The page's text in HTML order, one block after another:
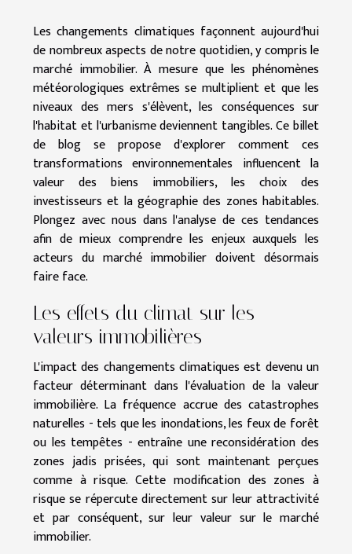
Les changements climatiques façonnent aujourd'hui
de nombreux aspects de notre quotidien, y compris le
marché immobilier. À mesure que les phénomènes
météorologiques extrêmes se multiplient et que les
niveaux des mers s'élèvent, les conséquences sur
l'habitat et l'urbanisme deviennent tangibles. Ce billet
de blog se propose d'explorer comment ces
transformations environnementales influencent la
valeur des biens immobiliers, les choix des
investisseurs et la géographie des zones habitables.
Plongez avec nous dans l'analyse de ces tendances
afin de mieux comprendre les enjeux auxquels les
acteurs du marché immobilier doivent désormais
faire face.
Les effets du climat sur les
valeurs immobilières
L'impact des changements climatiques est devenu un
facteur déterminant dans l'évaluation de la valeur
immobilière. La fréquence accrue des catastrophes
naturelles - tels que les inondations, les feux de forêt
ou les tempêtes - entraîne une reconsidération des
zones jadis prisées, qui sont maintenant perçues
comme à risque. Cette modification des zones à
risque se répercute directement sur leur attractivité
et par conséquent, sur leur valeur sur le marché
immobilier.